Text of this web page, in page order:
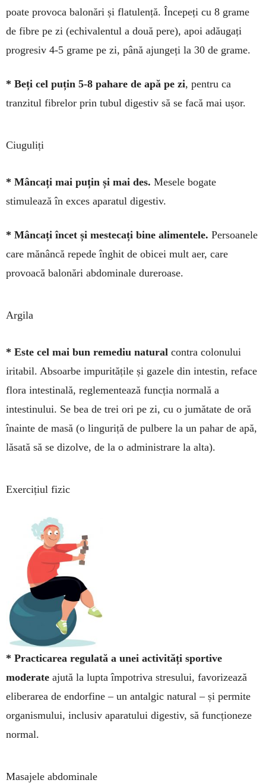
poate pro­voca balonări și flatu­lență. Începeți cu 8 gra­me
de fibre pe zi (echivalentul a două pere), apoi adăugați
progresiv 4-5 grame pe zi, până ajungeți la 30 de grame.
* Beți cel puțin 5-8 pahare de apă pe zi, pen­­tru ca
tranzitul fibrelor prin tubul digestiv să se facă mai ușor.
Ciuguliți
* Mâncați mai puțin și mai des. Me­sele bo­gate
stimulează în exces aparatul digestiv.
* Mâncați încet și mestecați bi­ne alimen­tele. Persoanele
care mă­nâncă repede înghit de obi­cei mult aer, care
provoacă balonări abdominale du­re­roa­se.
Argila
* Este cel mai bun remediu natural con­tra colonului
irita­bil. Absoarbe impu­ri­tățile și ga­zele din intestin, reface
flo­ra intes­ti­nală, reglementează funcția normală a
intestinului. Se bea de trei ori pe zi, cu o jumătate de oră
înainte de masă (o lin­guriță de pulbere la un pa­har de apă,
lăsată să se dizolve, de la o ad­minis­trare la alta).
Exercițiul fizic
* Practicarea regulată a unei activi­tăți sportive
moderate ajută la lupta împo­tri­va stresului, favori­zează
eliberarea de endor­fine – un antalgic natural – și permite
or­ganis­mului, inclusiv aparatului digestiv, să funcționeze
normal.
Masajele abdominale